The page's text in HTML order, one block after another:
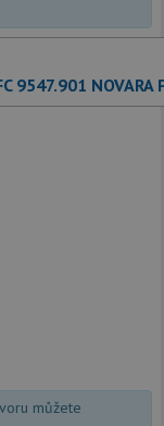
9547.901
můžete